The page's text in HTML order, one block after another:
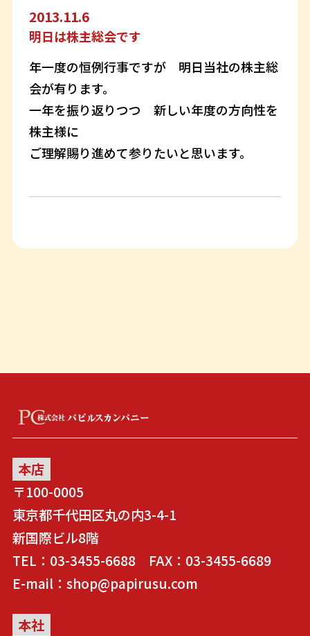
2013.11.6
明日は株主総会です
年一度の恒例行事ですが 明日当社の株主総
会が有ります。
一年を振り返りつつ 新しい年度の方向性を
株主様に
ご理解賜り進めて参りたいと思います。
本店
〒100-0005
東京都千代田区丸の内3-4-1
新国際ビル8階
TEL：03-3455-6688 FAX：03-3455-6689
E-mail：shop@papirusu.com
本社